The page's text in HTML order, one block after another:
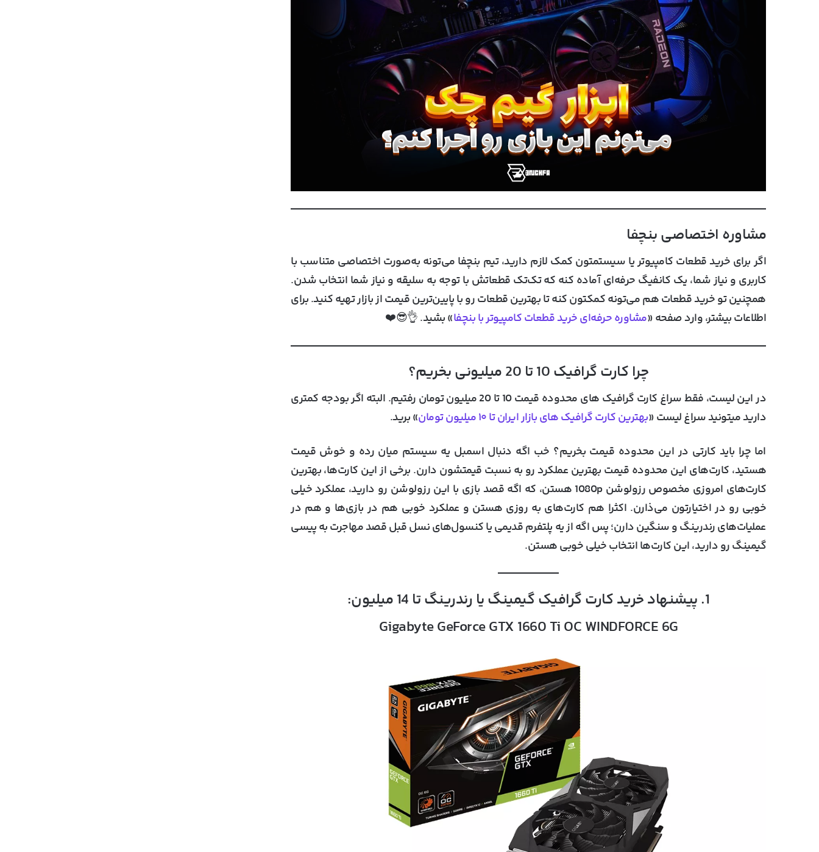
مشاوره اختصاصی بنچفا
اگر برای خرید قطعات کامپیوتر یا سیستمتون کمک لازم دارید، تیم بنچفا می‌تونه به‌صورت اختصاصی متناسب با
کاربری و نیاز شما، یک کانفیگ حرفه‌ای آماده کنه که تک‌تک قطعاتش با توجه به سلیقه و نیاز شما انتخاب شدن.
همچنین تو خرید قطعات هم می‌تونه کمکتون کنه تا بهترین قطعات رو با پایین‌ترین قیمت از بازار تهیه کنید. برای
اطلاعات بیشتر، وارد صفحه «مشاوره حرفه‌ای خرید قطعات کامپیوتر با بنچفا» بشید. 👌😎❤️
چرا کارت گرافیک 10 تا 20 میلیونی بخریم؟
در این لیست، فقط سراغ کارت گرافیک های محدوده قیمت 10 تا 20 میلیون تومان رفتیم. البته اگر بودجه کمتری
دارید میتونید سراغ لیست «بهترین کارت گرافیک های بازار ایران تا ۱۰ میلیون تومان
» برید.
اما چرا باید کارتی در این محدوده قیمت بخریم؟ خب اگه دنبال اسمبل یه سیستم میان رده و خوش قیمت
هستید، کارت‌های این محدوده قیمت بهترین عملکرد رو به نسبت قیمتشون دارن. برخی از این کارت‌ها، بهترین
کارت‌های امروزی مخصوص رزولوشن 1080p هستن، که اگه قصد بازی با این رزولوشن رو دارید، عملکرد خیلی
خوبی رو در اختیارتون می‌ذارن. اکثرا هم کارت‌های به روزی هستن و عملکرد خوبی هم در بازی‌ها و هم در
عملیات‌های رندرینگ و سنگین دارن؛ پس اگه از یه پلتفرم قدیمی یا کنسول‌های نسل قبل قصد مهاجرت به پیسی
گیمینگ رو دارید، این کارت‌ها انتخاب خیلی خوبی هستن.
1. پیشنهاد خرید کارت گرافیک گیمینگ یا رندرینگ تا 14 میلیون:
Gigabyte GeForce GTX 1660 Ti OC WINDFORCE 6G